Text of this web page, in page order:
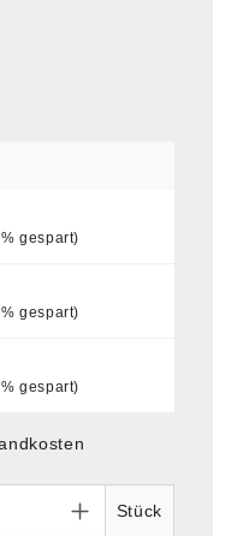
gespart)
gespart)
gespart)
Stück